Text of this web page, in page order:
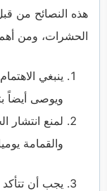
هذه النصائح من
الحشرات، ومن أهم
ينبغي
ويوصى أيضاً
لمنع انتشار
والقمامة
يجب أن